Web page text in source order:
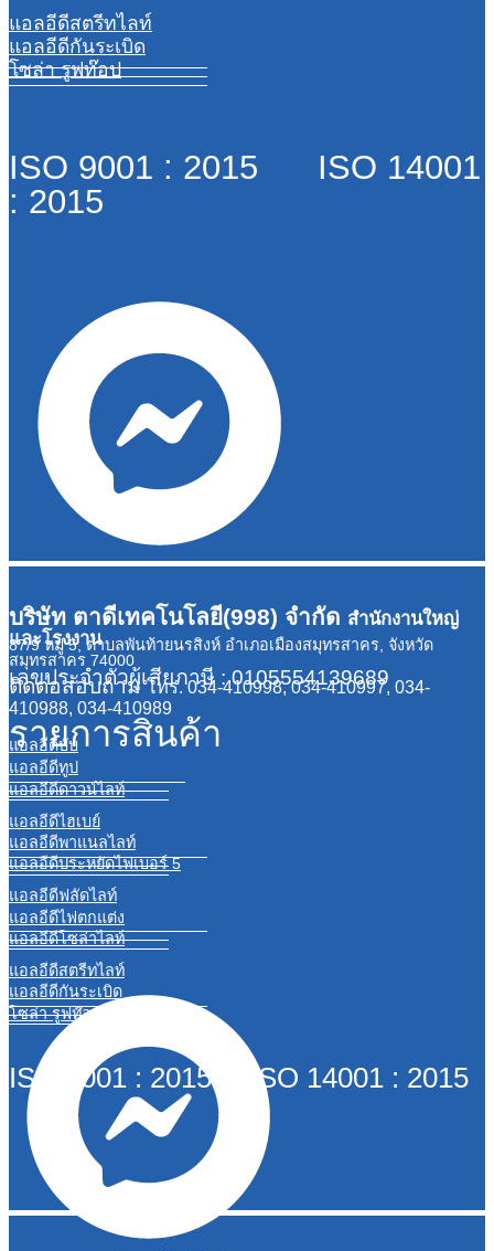
แอลอีดีสตรีทไลท์
แอลอีดีกันระเบิด
โซล่า รูฟท๊อป
ISO 9001 : 2015 ISO 14001
: 2015
บริษัท ตาดีเทคโนโลยี(998) จำกัด สำนักงานใหญ่
และโรงงาน
87/9 หมู่ 5, ตำบลพันท้ายนรสิงห์ อำเภอเมืองสมุทรสาคร, จังหวัด
สมุทรสาคร 74000
เลขประจำตัวผู้เสียภาษี : 0105554139689
ติดต่อสอบถามโทร. 034-410998, 034-410997, 034-
410988, 034-410989
รายการสินค้า
แอลอีดีบับ
แอลอีดีทูป
แอลอีดีดาวน์ไลท์
แอลอีดีไฮเบย์
แอลอีดีพาแนลไลท์
แอลอีดีประหยัดไฟเบอร์ 5
แอลอีดีฟลัดไลท์
แอลอีดีไฟตกแต่ง
แอลอีดีโซล่าไลท์
แอลอีดีสตรีทไลท์
แอลอีดีกันระเบิด
โซล่า รูฟท๊อป
ISO 9001 : 2015 ISO 14001 : 2015